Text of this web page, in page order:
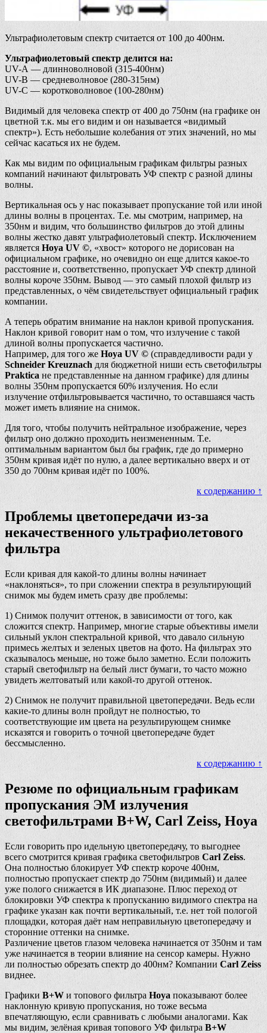
Ультрафиолетовым спектр считается от 100 до 400нм.
Ультрафиолетовый спектр делится на:
UV-A — длинноволновой (315-400нм)
UV-B — средневолновое (280-315нм)
UV-C — коротковолновое (100-280нм)
Видимый для человека спектр от 400 до 750нм (на графике он
цветной т.к. мы его видим и он называется «видимый
спектр»). Есть небольшие колебания от этих значений, но мы
сейчас касаться их не будем.
Как мы видим по официальным графикам фильтры разных
компаний начинают фильтровать УФ спектр с разной длины
волны.
Вертикальная ось у нас показывает пропускание той или иной
длины волны в процентах. Т.е. мы смотрим, например, на
350нм и видим, что большинство фильтров до этой длины
волны жестко давят ультрафиолетовый спектр. Исключением
является Hoya UV ©, «хвост» которого не дорисован на
официальном графике, но очевидно он еще длится какое-то
расстояние и, соответственно, пропускает УФ спектр длиной
волны короче 350нм. Вывод — это самый плохой фильтр из
представленных, о чём свидетельствует официальный график
компании.
А теперь обратим внимание на наклон кривой пропускания.
Наклон кривой говорит нам о том, что излучение с такой
длиной волны пропускается частично.
Например, для того же Hoya UV © (справдедливости ради у
Schneider Kreuznach для бюджетной ниши есть светофильтры
Praktica не представленные на данном графике) для длины
волны 350нм пропускается 60% излучения. Но если
излучение отфильтровывается частично, то оставшаяся часть
может иметь влияние на снимок.
Для того, чтобы получить нейтральное изображение, через
фильтр оно должно проходить неизмененным. Т.е.
оптимальным вариантом был бы график, где до примерно
350нм кривая идёт по нулю, а далее вертикально вверх и от
350 до 700нм кривая идёт по 100%.
к содержанию ↑
Проблемы цветопередачи из-за
некачественного ультрафиолетового
фильтра
Если кривая для какой-то длины волны начинает
«наклоняться», то при сложении спектра в результирующий
снимок мы будем иметь сразу две проблемы:
1) Снимок получит оттенок, в зависимости от того, как
сложится спектр. Например, многие старые объективы имели
сильный уклон спектральной кривой, что давало сильную
примесь желтых и зеленых цветов на фото. На фильтрах это
сказывалось меньше, но тоже было заметно. Если положить
старый светофильтр на белый лист бумаги, то часто можно
увидеть желтоватый или какой-то другой оттенок.
2) Снимок не получит правильной цветопередачи. Ведь если
какие-то длины волн пройдут не полностью, то
соответствующие им цвета на результирующем снимке
исказятся и говорить о точной цветопередаче будет
бессмысленно.
к содержанию ↑
Резюме по официальным графикам
пропускания ЭМ излучения
светофильтрами B+W, Carl Zeiss, Hoya
Если говорить про идельную цветопередачу, то выгоднее
всего смотрится кривая графика светофильтров Carl Zeiss.
Она полностью блокирует УФ спектр короче 400нм,
полностью пропускает спектр до 750нм (видимый) и далее
уже полого снижается в ИК диапазоне. Плюс переход от
блокировки УФ спектра к пропусканию видимого спектра на
графике указан как почти вертикальный, т.е. нет той пологой
площадки, которая даёт нам неправильную цветопередачу и
сторонние оттенки на снимке.
Различение цветов глазом человека начинается от 350нм и там
уже начинается в теории влияние на сенсор камеры. Нужно
ли полностью обрезать спектр до 400нм? Компании Carl Zeiss
виднее.
Графики B+W и топового фильтра Hoya показывают более
наклонную кривую пропускания, но тоже весьма
впечатляющую, если сравнивать с любыми аналогами. Как
мы видим, зелёная кривая топового УФ фильтра B+W